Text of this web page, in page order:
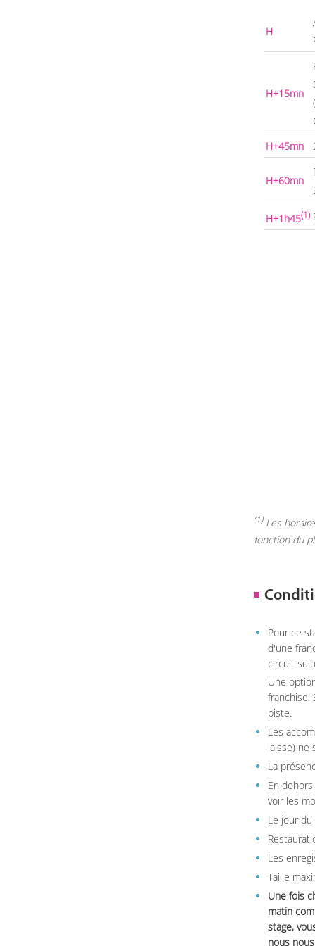
H
H+15mn
H+45mn
H+60mn
H+1h45(1)
(1)Les
fonction du
Pour ce
d'une
circuit
Une
franchise.
piste.
Les
laisse) ne
La
En
voir les
Le jour
Les
Taille
Une fois
matin
stage,
nous